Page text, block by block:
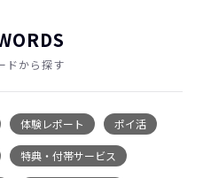
ドから探す
体験レポート ポイ活
特典・付帯サービス